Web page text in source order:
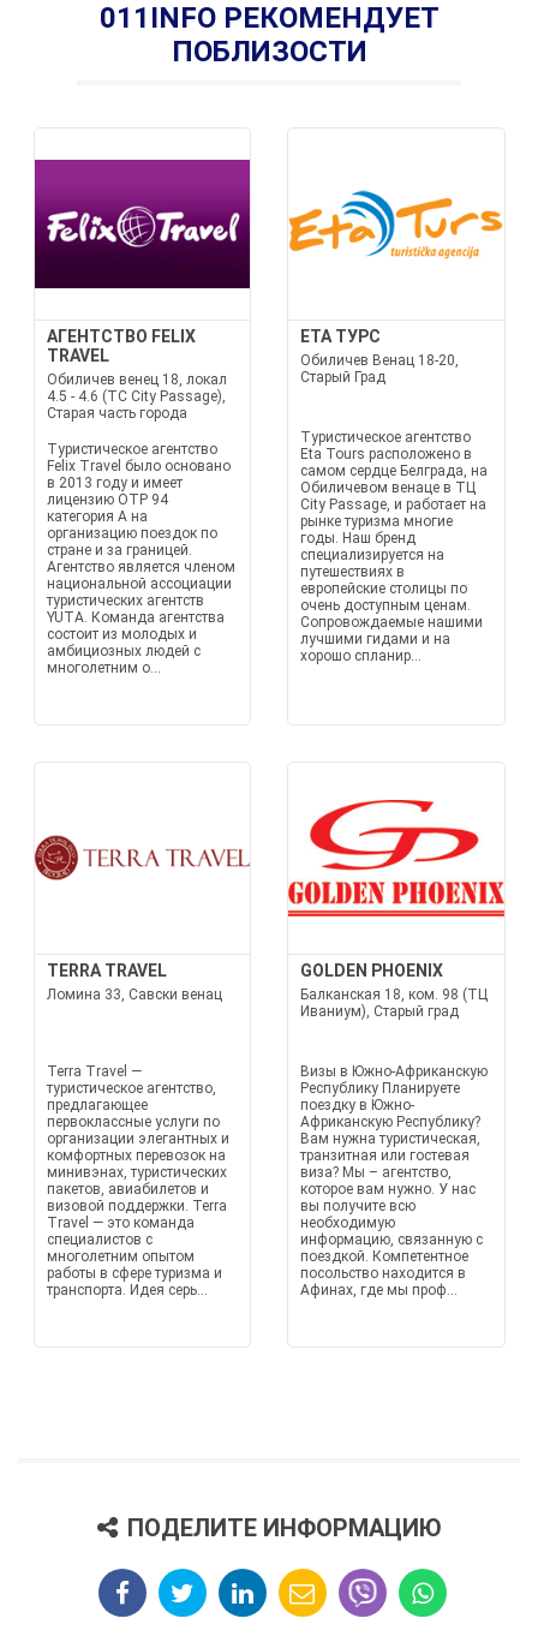
011INFO РЕКОМЕНДУЕТ
ПОБЛИЗОСТИ
АГЕНТСТВО FELIX
TRAVEL
Обиличев венец 18, локал
4.5 - 4.6 (TC City Passage),
Старая часть города
Туристическое агентство
Felix Travel было основано
в 2013 году и имеет
лицензию OTP 94
категория A на
организацию поездок по
стране и за границей.
Агентство является членом
национальной ассоциации
туристических агентств
YUTA. Команда агентства
состоит из молодых и
амбициозных людей с
многолетним о...
ETA ТУРС
Обиличев Венац 18-20,
Старый Град
Туристическое агентство
Eta Tours расположено в
самом сердце Белграда, на
Обиличевом венаце в ТЦ
City Passage, и работает на
рынке туризма многие
годы. Наш бренд
специализируется на
путешествиях в
европейские столицы по
очень доступным ценам.
Сопровождаемые нашими
лучшими гидами и на
хорошо спланир...
TERRA TRAVEL
Ломина 33, Савски венац
Terra Travel —
туристическое агентство,
предлагающее
первоклассные услуги по
организации элегантных и
комфортных перевозок на
минивэнах, туристических
пакетов, авиабилетов и
визовой поддержки. Terra
Travel — это команда
специалистов с
многолетним опытом
работы в сфере туризма и
транспорта. Идея серь...
GOLDEN PHOENIX
Балканская 18, ком. 98 (ТЦ
Иваниум), Старый град
Визы в Южно-Африканскую
Республику Планируете
поездку в Южно-
Африканскую Республику?
Вам нужна туристическая,
транзитная или гостевая
виза? Мы – агентство,
которое вам нужно. У нас
вы получите всю
необходимую
информацию, связанную с
поездкой. Компетентное
посольство находится в
Афинах, где мы проф...
ПОДЕЛИТЕ ИНФОРМАЦИЮ